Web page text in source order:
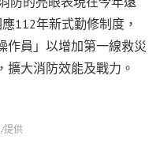
112年新式勤修制度，
作員」以增加第一線救災
擴大消防效能及戰力。
提供